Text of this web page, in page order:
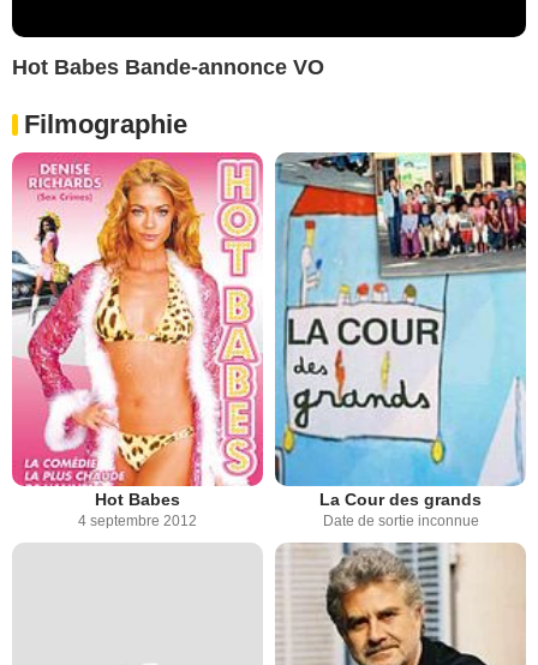
Hot Babes Bande-annonce VO
Filmographie
Hot Babes
4 septembre 2012
La Cour des grands
Date de sortie inconnue